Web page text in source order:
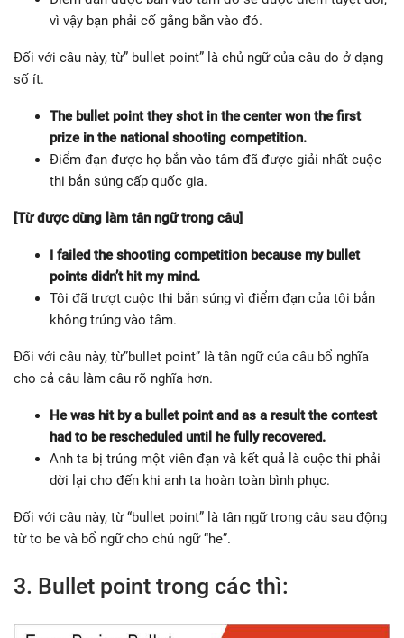
vì vậy bạn phải cố gắng bắn vào đó.
Đối với câu này, từ” bullet point” là chủ ngữ của câu do ở dạng
số ít.
The bullet point they shot in the center won the first
prize in the national shooting competition.
Điểm đạn được họ bắn vào tâm đã được giải nhất cuộc
thi bắn súng cấp quốc gia.
[Từ được dùng làm tân ngữ trong câu]
I failed the shooting competition because my bullet
points didn’t hit my mind.
Tôi đã trượt cuộc thi bắn súng vì điểm đạn của tôi bắn
không trúng vào tâm.
Đối với câu này, từ”bullet point” là tân ngữ của câu bổ nghĩa
cho cả câu làm câu rõ nghĩa hơn.
He was hit by a bullet point and as a result the contest
had to be rescheduled until he fully recovered.
Anh ta bị trúng một viên đạn và kết quả là cuộc thi phải
dời lại cho đến khi anh ta hoàn toàn bình phục.
Đối với câu này, từ “bullet point” là tân ngữ trong câu sau động
từ to be và bổ ngữ cho chủ ngữ “he”.
3. Bullet point trong các thì: